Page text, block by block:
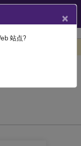
×
站点?